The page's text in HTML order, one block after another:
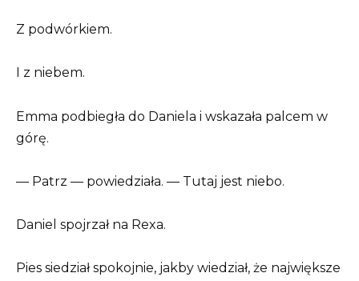
Z podwórkiem.
I z niebem.
Emma podbiegła do Daniela i wskazała palcem w
górę.
— Patrz — powiedziała. — Tutaj jest niebo.
Daniel spojrzał na Rexa.
Pies siedział spokojnie, jakby wiedział, że największe